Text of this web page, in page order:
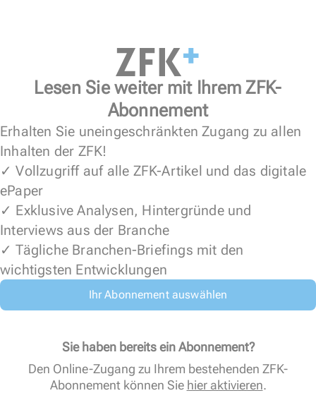
Lesen Sie weiter mit Ihrem ZFK-
Abonnement
Erhalten Sie uneingeschränkten Zugang zu allen
Inhalten der ZFK!
✓ Vollzugriff auf alle ZFK-Artikel und das digitale
ePaper
✓ Exklusive Analysen, Hintergründe und
Interviews aus der Branche
✓ Tägliche Branchen-Briefings mit den
wichtigsten Entwicklungen
Ihr Abonnement auswählen
Sie haben bereits ein Abonnement?
Den Online-Zugang zu Ihrem bestehenden ZFK-
Abonnement können Sie hier aktivieren.